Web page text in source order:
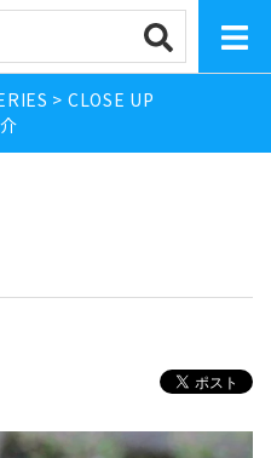
> CLOSE UP